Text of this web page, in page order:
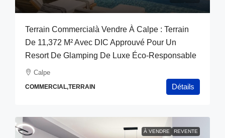
Terrain Commercialà Vendre À Calpe : Terrain
De 11,372 M² Avec DIC Approuvé Pour Un
Resort De Glamping De Luxe Éco‑responsable
Calpe
COMMERCIAL,TERRAIN Détails
À VENDRE REVENTE